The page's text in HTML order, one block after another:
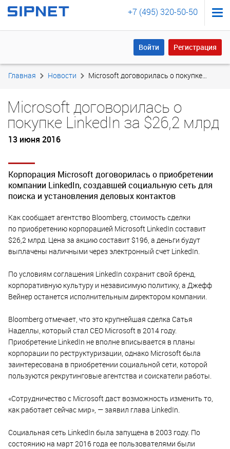
+7 (495) 320-50-50
Войти Регистрация
Войти Регистрация
Главная Новости Microsoft договорилась о покупке LinkedIn за $26,2 млрд
Microsoft договорилась о
покупке LinkedIn за $26,2 млрд
13 июня 2016
Корпорация Microsoft договорилась о приобретении
компании LinkedIn, создавшей социальную сеть для
поиска и установления деловых контактов
Как сообщает агентство Bloomberg, стоимость сделки
по приобретению корпорацией Microsoft LinkedIn составит
$26,2 млрд. Цена за акцию составит $196, а деньги будут
выплачены наличными через электронный счет LinkedIn.
По условиям соглашения LinkedIn сохранит свой бренд,
корпоративную культуру и независимую политику, а Джефф
Вейнер останется исполнительным директором компании.
Bloomberg отмечает, что это крупнейшая сделка Сатья
Наделлы, который стал CEO Microsoft в 2014 году.
Приобретение LinkedIn не вполне вписывается в планы
корпорации по реструктуризации, однако Microsoft была
заинтересована в приобретении социальной сети, которой
пользуются рекрутинговые агентства и соискатели работы.
«Сотрудничество с Microsoft даст возможность изменить то,
как работает сейчас мир», — заявил глава LinkedIn.
Социальная сеть LinkedIn была запущена в 2003 году. По
состоянию на март 2016 года ее пользователями были